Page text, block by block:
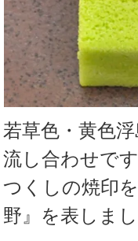
若草色・黄色
流し合わせです
つくしの焼印
野』を表しまし